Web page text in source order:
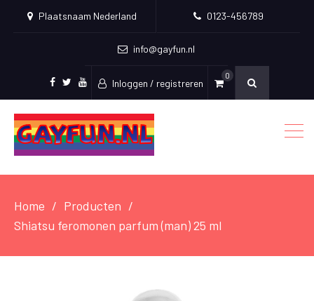
Plaatsnaam Nederland 0123-456789
info@gayfun.nl
Facebook
TwitterYoutube
Inloggen / registreren
0
Home
Producten
Shiatsu feromonen parfum (man) 25 ml